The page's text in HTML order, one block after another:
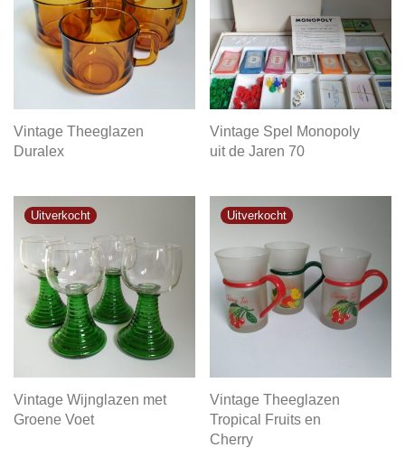
Vintage Theeglazen
Duralex
Vintage Spel Monopoly
uit de Jaren 70
Vintage Wijnglazen met
Groene Voet
Vintage Theeglazen
Tropical Fruits en
Cherry